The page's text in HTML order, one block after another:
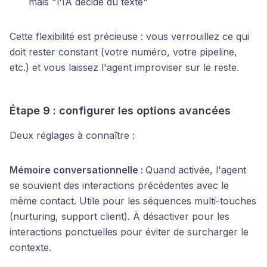
Cette flexibilité est précieuse : vous verrouillez ce qui
doit rester constant (votre numéro, votre pipeline,
etc.) et vous laissez l'agent improviser sur le reste.
Étape 9 : configurer les options avancées
Deux réglages à connaître :
Mémoire conversationnelle : Quand activée, l'agent
se souvient des interactions précédentes avec le
même contact. Utile pour les séquences multi-touches
(nurturing, support client). À désactiver pour les
interactions ponctuelles pour éviter de surcharger le
contexte.